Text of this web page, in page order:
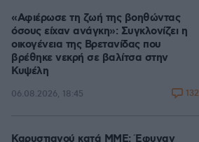
«Αφιέρωσε τη ζωή της βοηθώντας
όσους είχαν ανάγκη»: Συγκλονίζει η
οικογένεια της Βρετανίδας που
βρέθηκε νεκρή σε βαλίτσα στην
Κυψέλη
06.08.2026, 18:45 132
Καρυστιανού κατά ΜΜΕ: Έφυγαν